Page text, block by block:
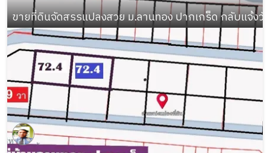
ขายที่ดินจัดสรรแปลงสวย ม.ลานทอง ปากเกร็ด กลับแจ้งวั